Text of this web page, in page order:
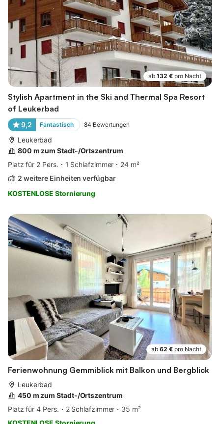
ab 132 € pro Nacht
Stylish Apartment in the Ski and Thermal Spa Resort
of Leukerbad
9,2 Fantastisch 84 Bewertungen
Leukerbad
800 m zum Stadt-/Ortszentrum
Platz für 2 Pers.
1 Schlafzimmer
24 m²
2 weitere Einheiten verfügbar
KOSTENLOSE Stornierung
ab 62 € pro Nacht
Ferienwohnung Gemmiblick mit Balkon und Bergblick
Leukerbad
450 m zum Stadt-/Ortszentrum
Platz für 4 Pers.
2 Schlafzimmer
35 m²